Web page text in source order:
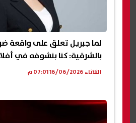
لما جبريل تعلق على واقعة
بالشرقية: كنا بنشوفه في
الثلاثاء 16/06/2026 07:01 م